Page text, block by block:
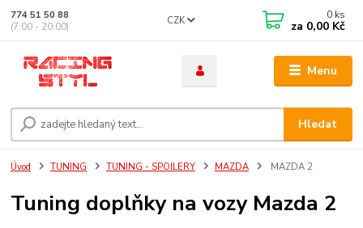
Menu
CZK
Hledat
774 51 50 88
(7:00 - 20:00)
0 ks
za 0,00 Kč
Úvod TUNING TUNING - SPOILERY MAZDA MAZDA 2
Tuning doplňky na vozy Mazda 2